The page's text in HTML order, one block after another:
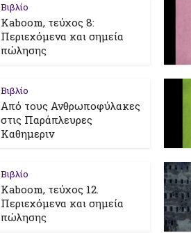
Βιβλίο
Kaboom, τεύχος 8:
Περιεχόμενα και σημεία
πώλησης
Βιβλίο
Από τους Ανθρωποφύλακες
στις Παράπλευρες
Καθημεριν
Βιβλίο
Kaboom, τεύχος 12.
Περιεχόμενα και σημεία
πώλησης